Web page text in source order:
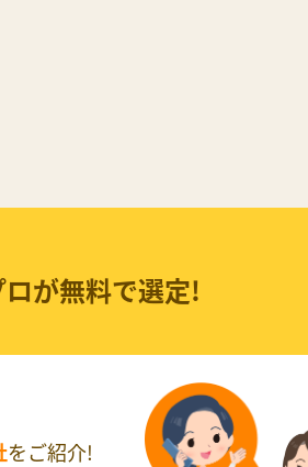
ロが無料で選定!
をご紹介!